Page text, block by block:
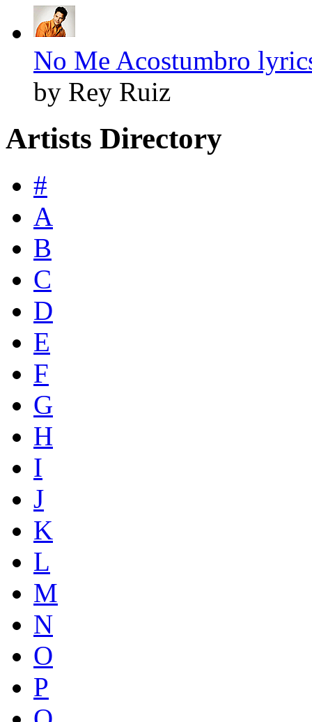
No Me Acostumbro
by Rey Ruiz
Artists Directory
#
A
B
C
D
E
F
G
H
I
J
K
L
M
N
O
P